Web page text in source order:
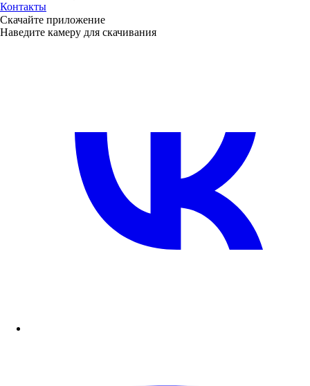
Контакты
Скачайте приложение
Наведите камеру для скачивания